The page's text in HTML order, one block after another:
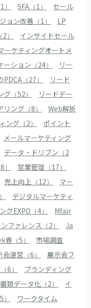
SFA（1）
セール
ョン改善（1）
LP
）
インサイドセール
ーケティングオートメ
ション（24）
リー
PDCA（27）
リード
（52）
リードデー
リング（8）
Web解析
ング（2）
ポイント
メールマーケティング
データ・ドリブン（2
営業管理（17）
売上向上（12）
マー
デジタルマーケティ
グEXPO（4）
Mfair
ファレンス（2）
Ja
春（5）
市場調査
会運営（6）
展示会フ
6）
ブランディング
書類データ化（2）
イ
ワークタイム